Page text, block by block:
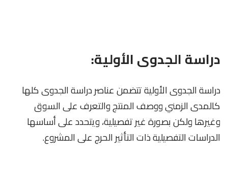
دراسة الجدوى الأولية:
دراسة الجدوى الأولية تتضمن عناصر دراسة الجدوى كلها
كالمدى الزمني ووصف المنتج والتعرف على السوق
وغيرها ولكن بصورة غير تفصيلية، ويتحدد على أساسها
الدراسات التفصيلية ذات التأثير الحرج على المشروع.